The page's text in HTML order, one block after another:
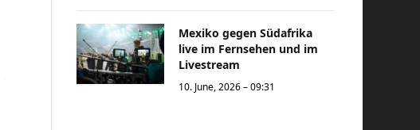
Mexiko gegen Südafrika
live im Fernsehen und im
Livestream
10. June, 2026 – 09:31